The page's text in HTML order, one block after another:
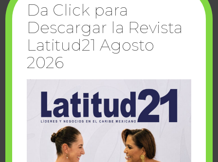
Cuando la solidaridad inspira; cumplen
sueños Fairmont Mayakoba y Make-A-Wish
Da Click para
Descargar la Revista
Latitud21 Agosto
2026